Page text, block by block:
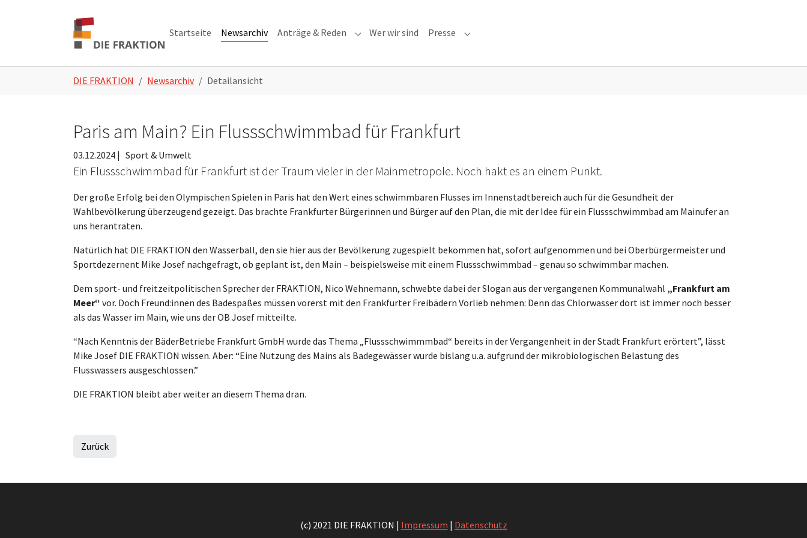
Startseite Newsarchiv Anträge & Reden Submenu for "Anträge & Reden"
Wer wir sind Presse Submenu for "Presse"
DIE FRAKTION Newsarchiv Detailansicht
Paris am Main? Ein Flussschwimmbad für Frankfurt
03.12.2024 | Sport & Umwelt
Ein Flussschwimmbad für Frankfurt ist der Traum vieler in der Mainmetropole. Noch hakt es an einem Punkt.
Der große Erfolg bei den Olympischen Spielen in Paris hat den Wert eines schwimmbaren Flusses im Innenstadtbereich auch für die Gesundheit der
Wahlbevölkerung überzeugend gezeigt. Das brachte Frankfurter Bürgerinnen und Bürger auf den Plan, die mit der Idee für ein Flussschwimmbad am Mainufer an
uns herantraten.
Natürlich hat DIE FRAKTION den Wasserball, den sie hier aus der Bevölkerung zugespielt bekommen hat, sofort aufgenommen und bei Oberbürgermeister und
Sportdezernent Mike Josef nachgefragt, ob geplant ist, den Main – beispielsweise mit einem Flussschwimmbad – genau so schwimmbar machen.
Dem sport- und freitzeitpolitischen Sprecher der FRAKTION, Nico Wehnemann, schwebte dabei der Slogan aus der vergangenen Kommunalwahl „Frankfurt am
Meer“ vor. Doch Freund:innen des Badespaßes müssen vorerst mit den Frankfurter Freibädern Vorlieb nehmen: Denn das Chlorwasser dort ist immer noch besser
als das Wasser im Main, wie uns der OB Josef mitteilte.
“Nach Kenntnis der BäderBetriebe Frankfurt GmbH wurde das Thema „Flussschwimmmbad“ bereits in der Vergangenheit in der Stadt Frankfurt erörtert”, lässt
Mike Josef DIE FRAKTION wissen. Aber: “Eine Nutzung des Mains als Badegewässer wurde bislang u.a. aufgrund der mikrobiologischen Belastung des
Flusswassers ausgeschlossen.”
DIE FRAKTION bleibt aber weiter an diesem Thema dran.
Zurück
(c) 2021 DIE FRAKTION | Impressum | Datenschutz